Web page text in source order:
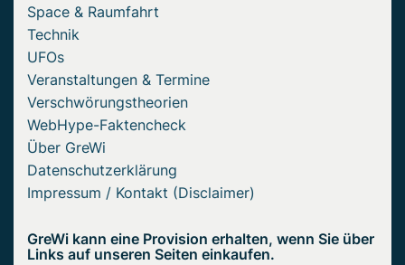
Space & Raumfahrt
Technik
UFOs
Veranstaltungen & Termine
Verschwörungstheorien
WebHype-Faktencheck
Über GreWi
Datenschutzerklärung
Impressum / Kontakt (Disclaimer)
GreWi kann eine Provision erhalten, wenn Sie über
Links auf unseren Seiten einkaufen.